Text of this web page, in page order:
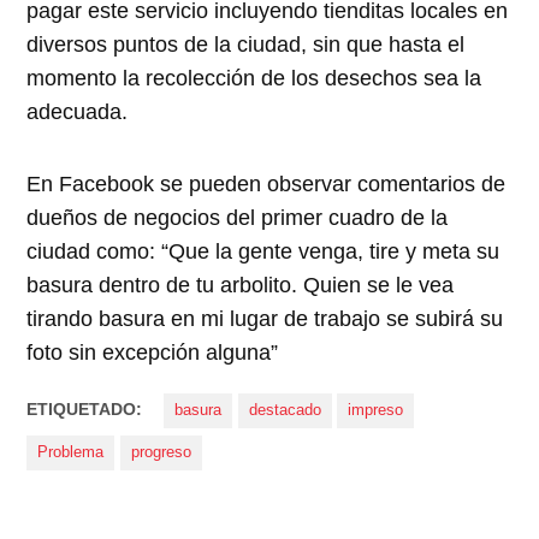
pagar este servicio incluyendo tienditas locales en
diversos puntos de la ciudad, sin que hasta el
momento la recolección de los desechos sea la
adecuada.
En Facebook se pueden observar comentarios de
dueños de negocios del primer cuadro de la
ciudad como: “Que la gente venga, tire y meta su
basura dentro de tu arbolito. Quien se le vea
tirando basura en mi lugar de trabajo se subirá su
foto sin excepción alguna”
ETIQUETADO: basura destacado impreso
Problema progreso